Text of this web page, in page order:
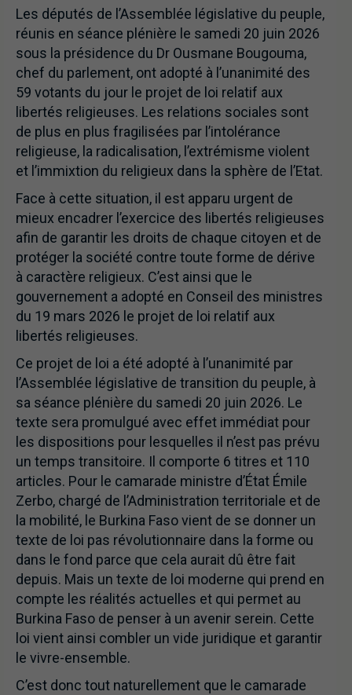
Les députés de l’Assemblée législative du peuple,
réunis en séance plénière le samedi 20 juin 2026
sous la présidence du Dr Ousmane Bougouma,
chef du parlement, ont adopté à l’unanimité des
59 votants du jour le projet de loi relatif aux
libertés religieuses. Les relations sociales sont
de plus en plus fragilisées par l’intolérance
religieuse, la radicalisation, l’extrémisme violent
et l’immixtion du religieux dans la sphère de l’Etat.
Face à cette situation, il est apparu urgent de
mieux encadrer l’exercice des libertés religieuses
afin de garantir les droits de chaque citoyen et de
protéger la société contre toute forme de dérive
à caractère religieux. C’est ainsi que le
gouvernement a adopté en Conseil des ministres
du 19 mars 2026 le projet de loi relatif aux
libertés religieuses.
Ce projet de loi a été adopté à l’unanimité par
l’Assemblée législative de transition du peuple, à
sa séance plénière du samedi 20 juin 2026. Le
texte sera promulgué avec effet immédiat pour
les dispositions pour lesquelles il n’est pas prévu
un temps transitoire. Il comporte 6 titres et 110
articles. Pour le camarade ministre d’État Émile
Zerbo, chargé de l’Administration territoriale et de
la mobilité, le Burkina Faso vient de se donner un
texte de loi pas révolutionnaire dans la forme ou
dans le fond parce que cela aurait dû être fait
depuis. Mais un texte de loi moderne qui prend en
compte les réalités actuelles et qui permet au
Burkina Faso de penser à un avenir serein. Cette
loi vient ainsi combler un vide juridique et garantir
le vivre-ensemble.
C’est donc tout naturellement que le camarade